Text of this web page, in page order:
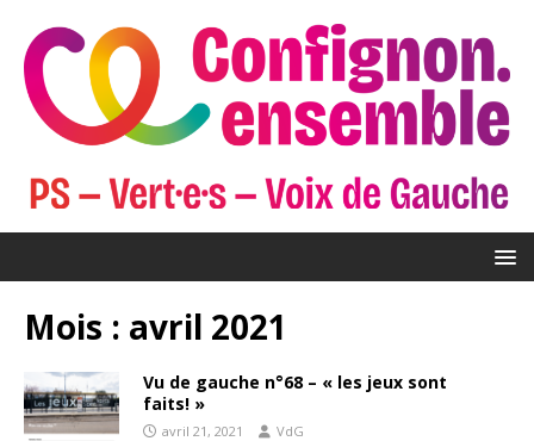
Mois : avril 2021
Vu de gauche n°68 – « les jeux sont
faits! »
avril 21, 2021 VdG